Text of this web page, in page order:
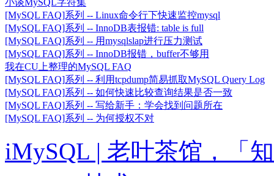
小谈MySQL字符集
[MySQL FAQ]系列 -- Linux命令行下快速监控mysql
[MySQL FAQ]系列 -- InnoDB表报错: table is full
[MySQL FAQ]系列 -- 用mysqlslap进行压力测试
[MySQL FAQ]系列 -- InnoDB报错，buffer不够用
我在CU上整理的MySQL FAQ
[MySQL FAQ]系列 -- 利用tcpdump简易抓取MySQL Query Log
[MySQL FAQ]系列 -- 如何快速比较查询结果是否一致
[MySQL FAQ]系列 -- 写给新手：学会找到问题所在
[MySQL FAQ]系列 -- 为何授权不对
iMySQL | 老叶茶馆，「